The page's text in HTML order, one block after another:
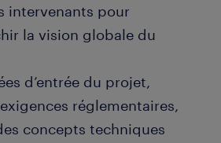
intervenants pour
la vision globale du
d’entrée du projet,
réglementaires,
concepts techniques